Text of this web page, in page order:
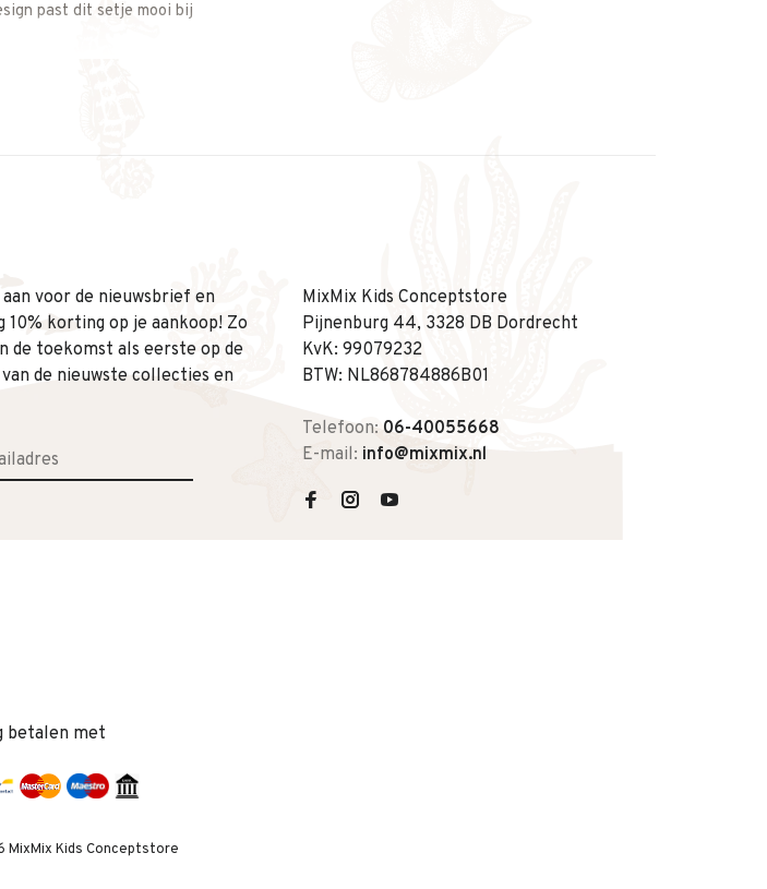
past dit setje mooi bij
voor de nieuwsbrief en
10% korting op je aankoop! Zo
de toekomst als eerste op de
de nieuwste collecties en
MixMix Kids Conceptstore
Pijnenburg 44, 3328 DB Dordrecht
KvK: 99079232
BTW: NL868784886B01
Telefoon:06-40055668
E-mail: info@mixmix.nl
betalen met
MixMix Kids Conceptstore